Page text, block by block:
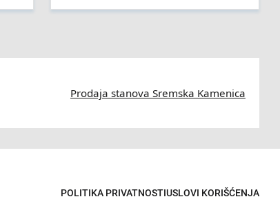
Prodaja stanova Sremska Kamenica
POLITIKA PRIVATNOSTIUSLOVI KORIŠĆENJA